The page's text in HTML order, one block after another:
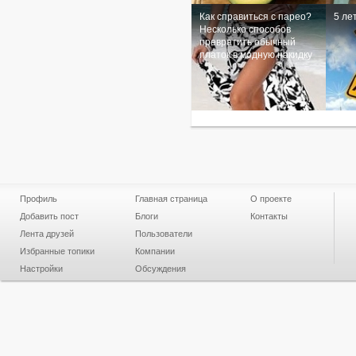
Как справиться с парео?
Несколько способов
превратить обычный
платок в модную накидку
5
Профиль
Добавить пост
Лента друзей
Избранные топики
Настройки
Главная страница
Блоги
Пользователи
Компании
Обсуждения
О проекте
Контакты